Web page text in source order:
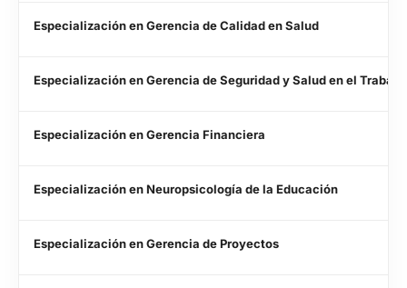
Especialización en Gerencia de Calidad en Salud
Especialización en Gerencia de Seguridad y Salud en el Trabajo
Especialización en Gerencia Financiera
Especialización en Neuropsicología de la Educación
Especialización en Gerencia de Proyectos